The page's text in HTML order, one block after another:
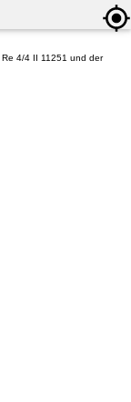
4/4 II 11251 und der